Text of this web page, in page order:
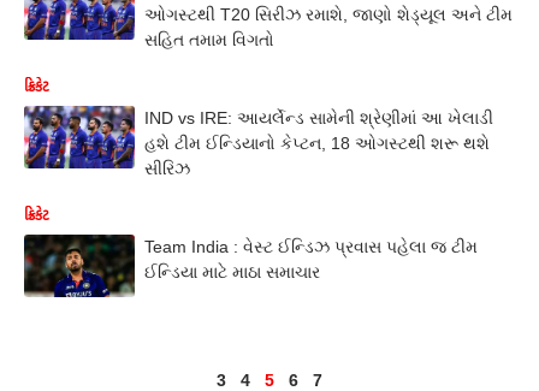
ઓગસ્ટથી T20 સિરીઝ રમાશે, જાણો શેડ્યૂલ અને ટીમ
સહિત તમામ વિગતો
ક્રિકેટ
IND vs IRE: આયર્લેન્ડ સામેની શ્રેણીમાં આ ખેલાડી
હશે ટીમ ઈન્ડિયાનો કેપ્ટન, 18 ઓગસ્ટથી શરૂ થશે
સીરિઝ
ક્રિકેટ
Team India : વેસ્ટ ઈન્ડિઝ પ્રવાસ પહેલા જ ટીમ
ઈન્ડિયા માટે માઠા સમાચાર
3 4 5 6 7